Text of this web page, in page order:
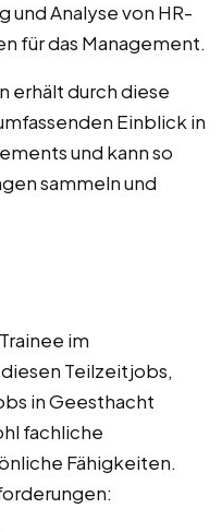
und Analyse von HR-
für das Management.
erhält durch diese
Einblick in
und kann so
sammeln und
im
Teilzeitjobs,
in Geesthacht
fachliche
Fähigkeiten.